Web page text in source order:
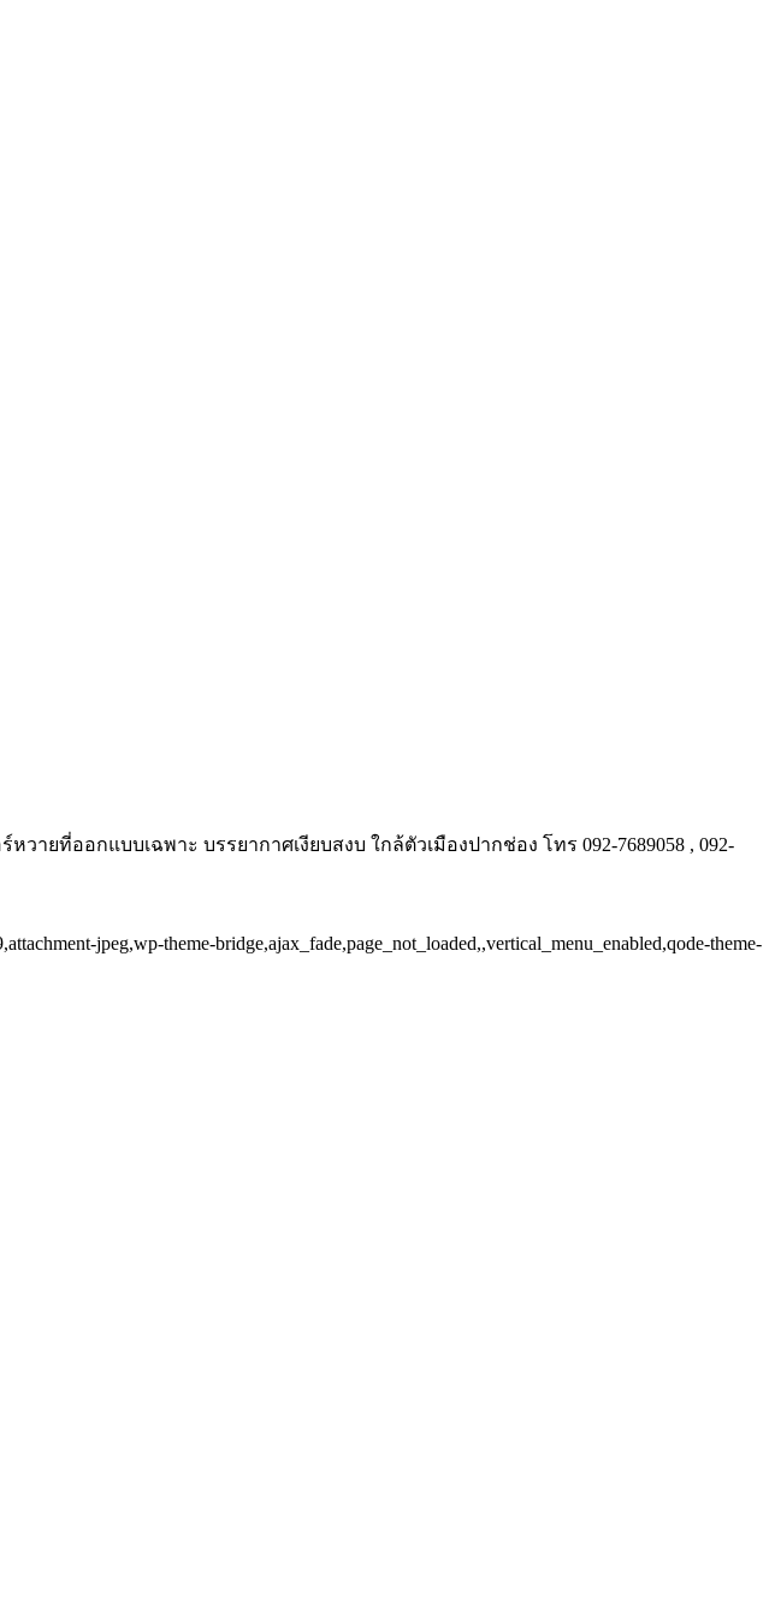
ที่ออกแบบเฉพาะ บรรยากาศเงียบสงบ ใกล้ตัวเมืองปากช่อง โทร 092-7689058 , 092-
jpeg,wp-theme-bridge,ajax_fade,page_not_loaded,,vertical_menu_enabled,qode-theme-